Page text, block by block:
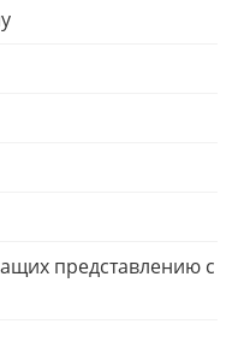
представлению с